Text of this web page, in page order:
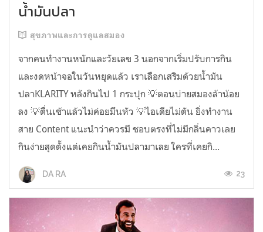
น้ำมันปลา
สุขภาพและการดูแลสมอง
จากคนทำงานหนักและวัยเลข 3 นอกจากเริ่มปรับการกิน
และงดหน้าจอในวันหยุดแล้ว เราเลือกเสริมด้วยน้ำมัน
ปลาKLARITY หลังกินไป 1 กระปุก 💡ตอนบ่ายสมองล้าน้อย
ลง 💡ตื่นเช้าแล้วไม่ค่อยมึนหัว 💡ไอเดียไม่ตัน ยิ่งทำงาน
สาย Content แนะนำว่าควรมี ชอบตรงที่ไม่มีกลิ่นคาวเลย
กินง่ายสุดตั้งแต่เคยกินน้ำมันปลามาเลย ใครที่เคยกิ...
DA RA 23